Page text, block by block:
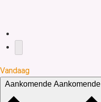
Vandaag
Aankomende Aankomende